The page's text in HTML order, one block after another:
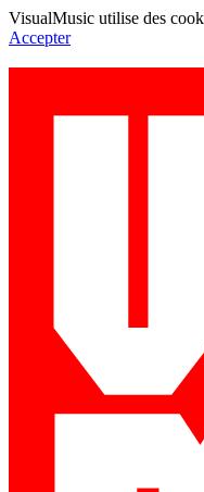
VisualMusic utilise des
Accepter